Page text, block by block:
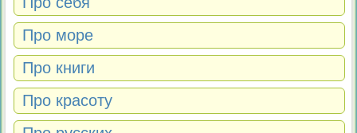
Про море
Про книги
Про красоту